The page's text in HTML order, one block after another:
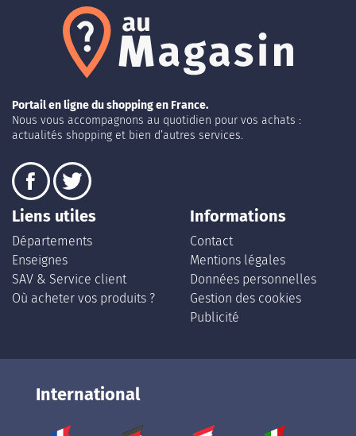
Portail en ligne du shopping en France.
Nous vous accompagnons au quotidien pour vos achats :
actualités shopping et bien d’autres services.
Liens utiles
Départements
Enseignes
SAV & Service client
Où acheter vos produits ?
Informations
Contact
Mentions légales
Données personnelles
Gestion des cookies
Publicité
International